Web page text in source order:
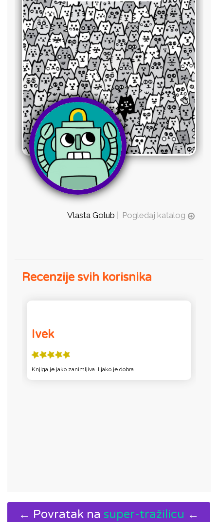
Vlasta Golub | Pogledaj katalog
Recenzije svih korisnika
Ivek
Knjiga je jako zanimljiva. I jako je dobra.
← Povratak na super-tražilicu ←